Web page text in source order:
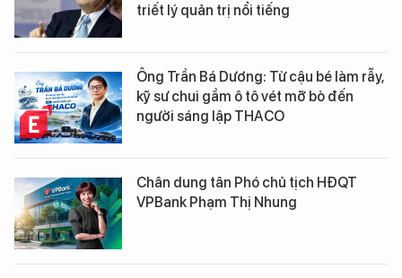
triết lý quản trị nổi tiếng
Ông Trần Bá Dương: Từ cậu bé làm rẫy,
kỹ sư chui gầm ô tô vét mỡ bò đến
người sáng lập THACO
Chân dung tân Phó chủ tịch HĐQT
VPBank Phạm Thị Nhung